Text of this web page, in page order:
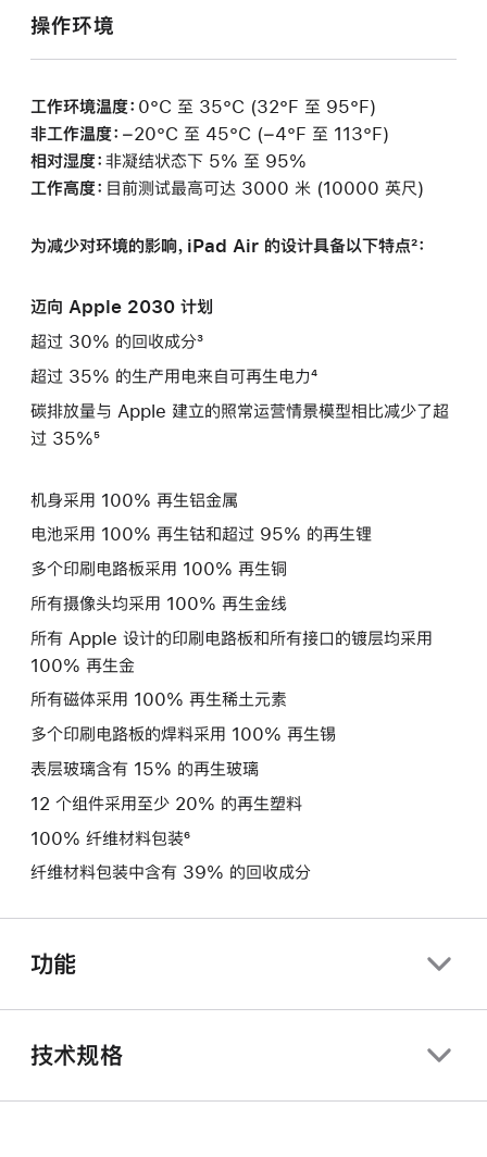
操作环境
工作环境温度： 0°C 至 35°C (32°F 至 95°F)
非工作温度： −20°C 至 45°C (−4°F 至 113°F)
相对湿度： 非凝结状态下 5% 至 95%
工作高度： 目前测试最高可达 3000 米 (10000 英尺)
为减少对环境的影响，iPad Air 的设计具备以下特点²：
迈向 Apple 2030 计划
超过 30% 的回收成分³
超过 35% 的生产用电来自可再生电力⁴
碳排放量与 Apple 建立的照常运营情景模型相比减少了超
过 35%⁵
机身采用 100% 再生铝金属
电池采用 100% 再生钴和超过 95% 的再生锂
多个印刷电路板采用 100% 再生铜
所有摄像头均采用 100% 再生金线
所有 Apple 设计的印刷电路板和所有接口的镀层均采用
100% 再生金
所有磁体采用 100% 再生稀土元素
多个印刷电路板的焊料采用 100% 再生锡
表层玻璃含有 15% 的再生玻璃
12 个组件采用至少 20% 的再生塑料
100% 纤维材料包装⁶
纤维材料包装中含有 39% 的回收成分
功能
技术规格